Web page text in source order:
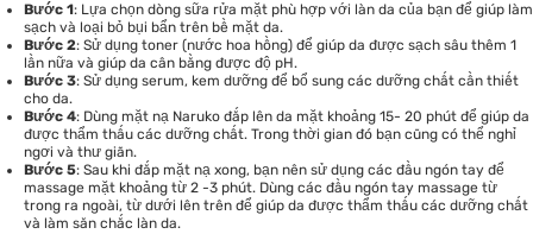
Bước 1: Lựa chọn dòng sữa rửa mặt phù hợp với làn da của bạn để giúp làm
sạch và loại bỏ bụi bẩn trên bề mặt da.
Bước 2: Sử dụng toner (nước hoa hồng) để giúp da được sạch sâu thêm 1
lần nữa và giúp da cân bằng được độ pH.
Bước 3: Sử dụng serum, kem dưỡng để bổ sung các dưỡng chất cần thiết
cho da.
Bước 4: Dùng mặt nạ Naruko đắp lên da mặt khoảng 15- 20 phút để giúp da
được thẩm thấu các dưỡng chất. Trong thời gian đó bạn cũng có thể nghỉ
ngơi và thư giãn.
Bước 5: Sau khi đắp mặt nạ xong, bạn nên sử dụng các đầu ngón tay để
massage mặt khoảng từ 2 -3 phút. Dùng các đầu ngón tay massage từ
trong ra ngoài, từ dưới lên trên để giúp da được thẩm thấu các dưỡng chất
và làm săn chắc làn da.